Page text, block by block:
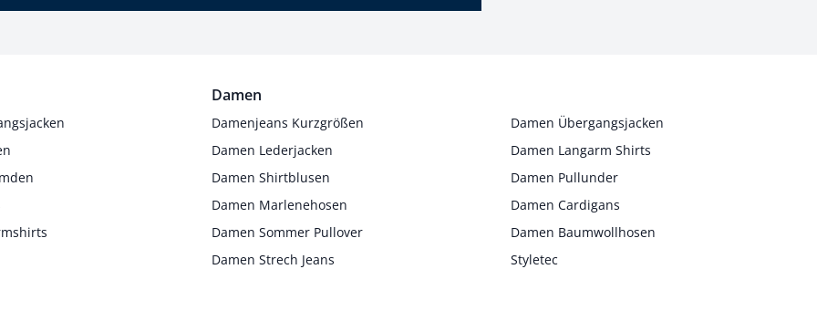
Damen
Damenjeans Kurzgrößen
Damen Übergangsjacken
Damen Lederjacken
Damen Langarm Shirts
Damen Shirtblusen
Damen Pullunder
Damen Marlenehosen
Damen Cardigans
Damen Sommer Pullover
Damen Baumwollhosen
Damen Strech Jeans
Styletec